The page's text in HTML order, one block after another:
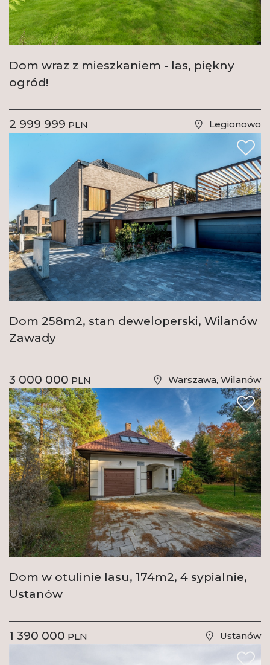
Dom wraz z mieszkaniem - las, piękny
ogród!
2 999 999 PLN Legionowo
Dom 258m2, stan deweloperski, Wilanów
Zawady
3 000 000 PLN Warszawa, Wilanów
Dom w otulinie lasu, 174m2, 4 sypialnie,
Ustanów
1 390 000 PLN Ustanów